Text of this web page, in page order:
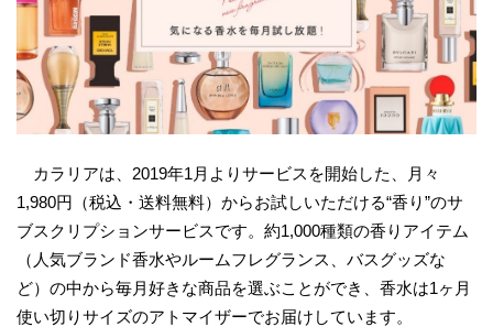
カラリアは、2019年1月よりサービスを開始した、月々
1,980円（税込・送料無料）からお試しいただける“香り”のサ
ブスクリプションサービスです。約1,000種類の香りアイテム
（人気ブランド香水やルームフレグランス、バスグッズな
ど）の中から毎月好きな商品を選ぶことができ、香水は1ヶ月
使い切りサイズのアトマイザーでお届けしています。